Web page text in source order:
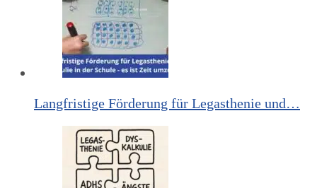
Langfristige Förderung für Legasthenie und…